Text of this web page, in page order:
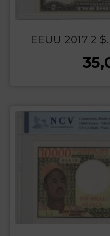
EEUU 2017 2